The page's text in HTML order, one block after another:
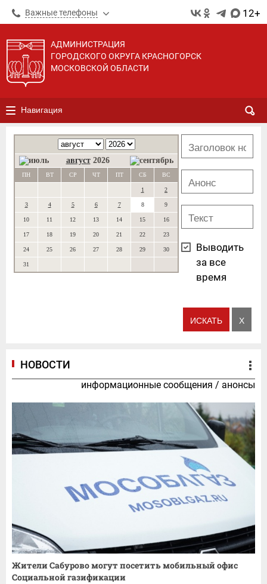
Важные телефоны 12+
АДМИНИСТРАЦИЯ
ГОРОДСКОГО ОКРУГА КРАСНОГОРСК
МОСКОВСКОЙ ОБЛАСТИ
Навигация
август 2026
ПН ВТ СР ЧТ ПТ СБ ВС
1 2
3 4 5 6 7 8 9
10 11 12 13 14 15 16
17 18 19 20 21 22 23
24 25 26 27 28 29 30
31
Выводить
за все
время
НОВОСТИ
информационные сообщения / анонсы
Жители Сабурово могут посетить мобильный офис
Социальной газификации